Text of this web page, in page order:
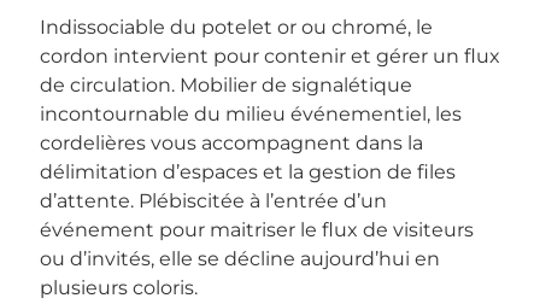
Indissociable du potelet or ou chromé, le
cordon intervient pour contenir et gérer un flux
de circulation. Mobilier de signalétique
incontournable du milieu événementiel, les
cordelières vous accompagnent dans la
délimitation d’espaces et la gestion de files
d’attente. Plébiscitée à l’entrée d’un
événement pour maitriser le flux de visiteurs
ou d’invités, elle se décline aujourd’hui en
plusieurs coloris.